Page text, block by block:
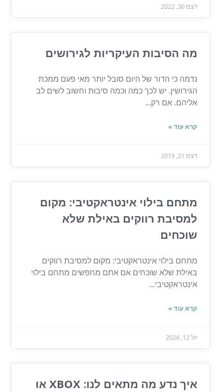
דצמ 30, 2022
מה הסיבות העיקריות לגירושים
נדמה כי הדור של היום סובל יותר מאי פעם ממכת
הגירושין. יש לכך כמה וכמה סיבות וחשוב לשים לב
אליהם. אם רק...
קרא עוד »
דצמ 21, 2019
מתחם בילוי אינטראקטיבי: מקום
למסיבת רווקים באילת שלא
שוכחים
מתחם בילוי אינטראקטיבי: מקום למסיבת רווקים
באילת שלא שוכחים אם אתם מחפשים מתחם בילוי
אינטראקטיבי...
קרא עוד »
יול 12, 2026
איך נדע מה מתאים לנו: XBOX או